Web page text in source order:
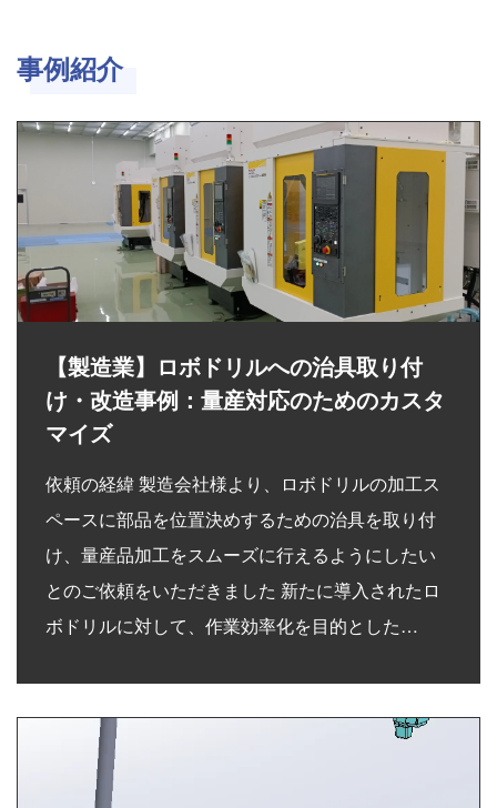
事例紹介
【製造業】ロボドリルへの治具取り付
け・改造事例：量産対応のためのカスタ
マイズ
依頼の経緯 製造会社様より、ロボドリルの加工ス
ペースに部品を位置決めするための治具を取り付
け、量産品加工をスムーズに行えるようにしたい
とのご依頼をいただきました 新たに導入されたロ
ボドリルに対して、作業効率化を目的とした…